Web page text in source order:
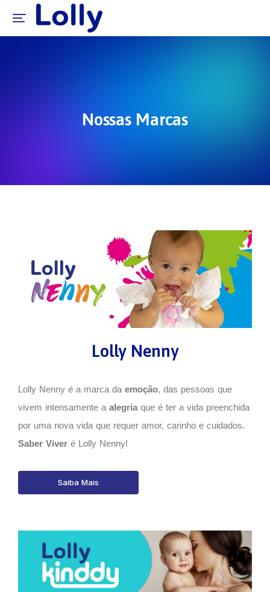
Nossas Marcas
Lolly Nenny
Lolly Nenny é a marca da emoção, das pessoas que
vivem intensamente a alegria que é ter a vida preenchida
por uma nova vida que requer amor, carinho e cuidados.
Saber Viver é Lolly Nenny!
Saiba Mais